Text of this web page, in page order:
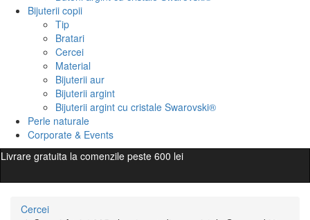
Bijuterii copii
Tip
Bratari
Cercei
Material
Bijuterii aur
Bijuterii argint
Bijuterii argint cu cristale Swarovski®
Perle naturale
Corporate & Events
Livrare gratuita la comenzile peste 600 lei
Cercei